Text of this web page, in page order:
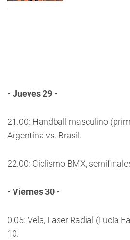
- Jueves 29 -
21.00: Handball masculino
Argentina vs. Brasil.
22.00: Ciclismo BMX,
- Viernes 30 -
0.05: Vela, Laser Radial (Lucía
10.